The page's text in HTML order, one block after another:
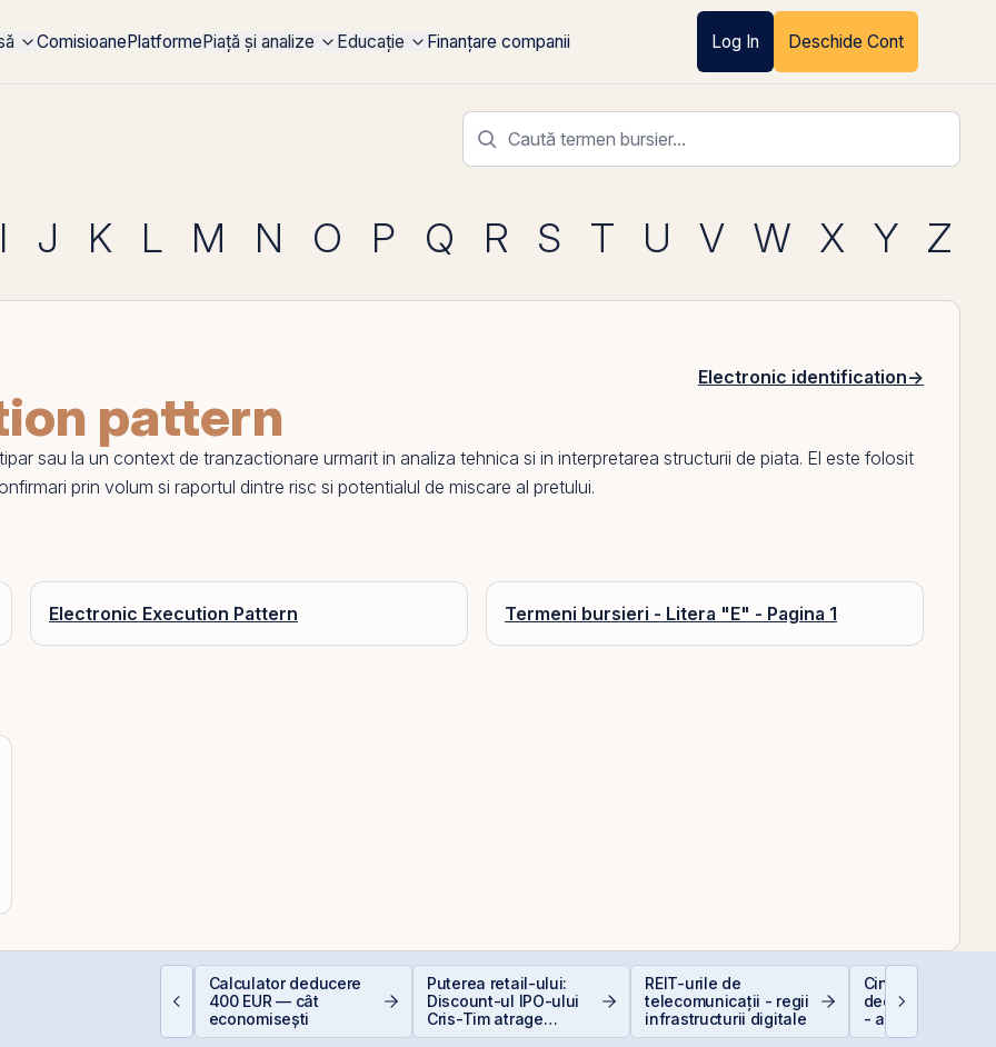
ComisioanePlatformePiață și analize Educație Finanțare companii Log In Deschide Cont
I J K L M N O P Q R S T U V W X Y Z
Electronic identification→
pattern
sau la un context de tranzactionare urmarit in analiza tehnica si in interpretarea structurii de piata. El este folosit
prin volum si raportul dintre risc si potentialul de miscare al pretului.
Electronic Execution Pattern Termeni bursieri - Litera "E" - Pagina 1
Calculator deducere
400 EUR — cât
economisești
Puterea retail-ului:
Discount-ul IPO-ului
Cris-Tim atrage
subscrieri de peste 2
REIT-urile de
telecomunicații - regii
infrastructurii digitale
Cine e eligibil
deducerea de
- angajați vs. PFA